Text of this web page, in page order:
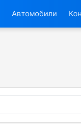
Автомобили